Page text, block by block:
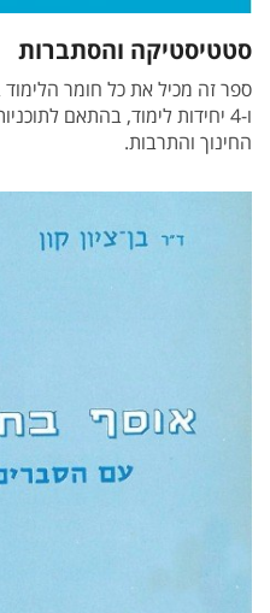
סטטיסטיקה והסתברות
ו-4 יחידות לימוד, בהתאם
החינוך והתרבות.